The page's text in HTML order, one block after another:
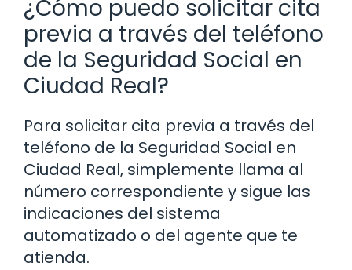
¿Cómo puedo solicitar cita
previa a través del teléfono
de la Seguridad Social en
Ciudad Real?
Para solicitar cita previa a través del
teléfono de la Seguridad Social en
Ciudad Real, simplemente llama al
número correspondiente y sigue las
indicaciones del sistema
automatizado o del agente que te
atienda.